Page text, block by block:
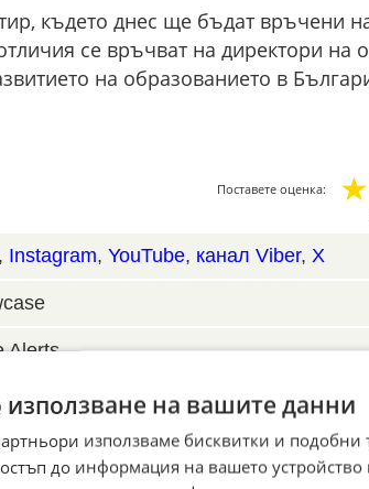
където днес ще бъдат връчени
се връчват на директори на
на образованието в
Поставете оценка: ☆
Instagram, YouTube, канал Viber, X
Alerts
източник в Google
използване на вашите данни
използваме бисквитки и подобни
до информация на вашето